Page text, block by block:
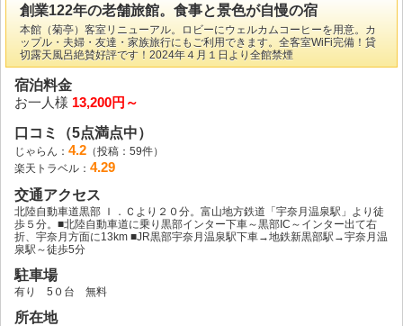
創業122年の老舗旅館。食事と景色が自慢の宿
本館（菊亭）客室リニューアル。ロビーにウェルカムコーヒーを用意。カ
ップル・夫婦・友達・家族旅行にもご利用できます。全客室WiFi完備！貸
切露天風呂絶賛好評です！2024年４月１日より全館禁煙
宿泊料金
お一人様 13,200円～
口コミ（5点満点中）
じゃらん： 4.2 （投稿：59件）
楽天トラベル： 4.29
交通アクセス
北陸自動車道黒部 Ｉ．Ｃより２０分。富山地方鉄道「宇奈月温泉駅」より徒
歩５分。■北陸自動車道に乗り黒部インター下車～黒部IC～インター出て右
折、宇奈月方面に13km ■JR黒部宇奈月温泉駅下車→地鉄新黒部駅→宇奈月温
泉駅～徒歩5分
駐車場
有り 5０台 無料
所在地